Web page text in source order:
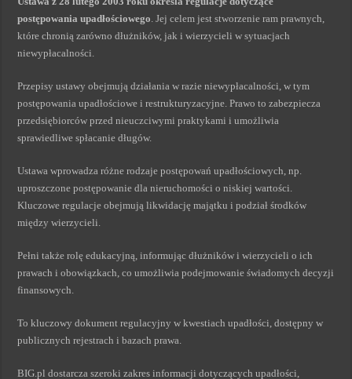
postępowania upadłościowego. Jej celem jest stworzenie ram prawnych,
które chronią zarówno dłużników, jak i wierzycieli w sytuacjach
niewypłacalności.
Przepisy ustawy obejmują działania w razie niewypłacalności, w tym
postępowania upadłościowe i restrukturyzacyjne. Prawo to zabezpiecza
przedsiębiorców przed nieuczciwymi praktykami i umożliwia
sprawiedliwe spłacanie długów.
Ustawa wprowadza różne rodzaje postępowań upadłościowych, np.
uproszczone postępowanie dla nieruchomości o niskiej wartości.
Kluczowe regulacje obejmują likwidację majątku i podział środków
między wierzycieli.
Pełni także rolę edukacyjną, informując dłużników i wierzycieli o ich
prawach i obowiązkach, co umożliwia podejmowanie świadomych decyzji
finansowych.
To kluczowy dokument regulacyjny w kwestiach upadłości, dostępny w
publicznych rejestrach i bazach prawa.
BIG.pl dostarcza szeroki zakres informacji dotyczących upadłości,